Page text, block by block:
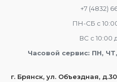
+7 (4832)
ПН-СБ с
ВС с 10:00
Часовой сервис: ПН,
г. Брянск, ул. Объездная,